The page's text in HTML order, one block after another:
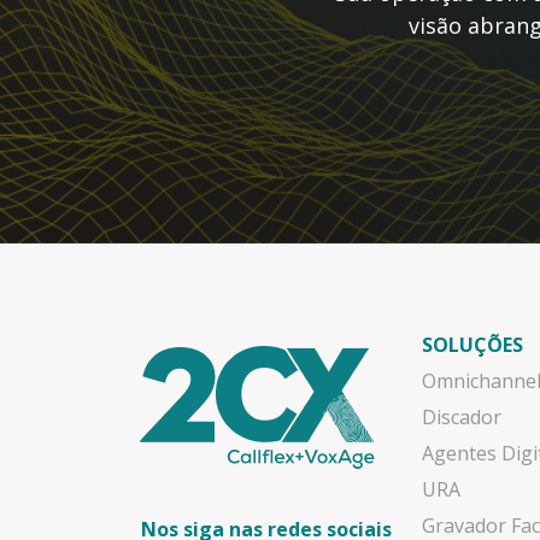
visão
Nos siga nas redes sociais
SOLUÇÕES
Omnichannel
Discador
Agentes
URA
Gravador